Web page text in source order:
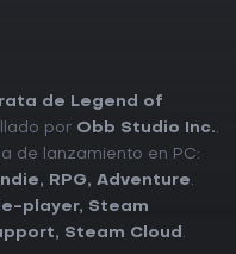
de Legend of
por Obb Studio Inc..
de lanzamiento en PC:
Indie, RPG, Adventure.
player, Steam
, Steam Cloud .